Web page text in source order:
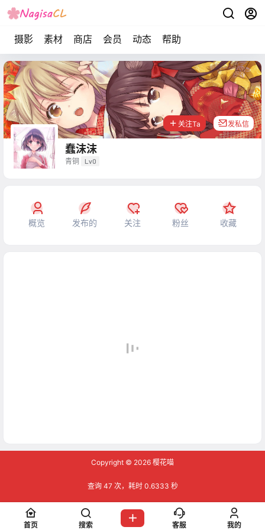
摄影 素材 商店 会员 动态 帮助
蠢沫沫
青铜 Lv0
关注Ta 发私信
概览 发布的 关注 粉丝 收藏
Copyright © 2026 樱花喵
查询 47 次，耗时 0.6333 秒
首页 搜索 客服 我的